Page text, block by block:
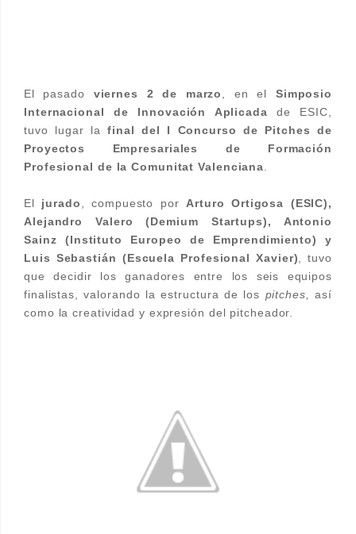
El pasado viernes 2 de marzo , en el Simposio
Internacional de Innovación Aplicada de ESIC,
tuvo lugar lafinal del I Concurso de Pitches de
Proyectos Empresariales de Formación
Profesional de la Comunitat Valenciana
El jurado , compuesto por Arturo Ortigosa (ESIC),
Alejandro Valero (Demium Startups), Antonio
Sainz (Instituto Europeo de Emprendimiento) y
Luis Sebastián (Escuela Profesional Xavier) , tuvo
que decidir los ganadores entre los seis equipos
finalistas, valorando la estructura de los pitches,así
como la creatividad y expresión del pitcheador.